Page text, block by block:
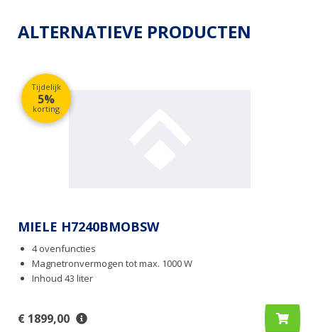
ALTERNATIEVE PRODUCTEN
Tijdelijk
5%
korting
MIELE H7240BMOBSW
4 ovenfuncties
Magnetronvermogen tot max. 1000 W
Inhoud 43 liter
€ 1899,00